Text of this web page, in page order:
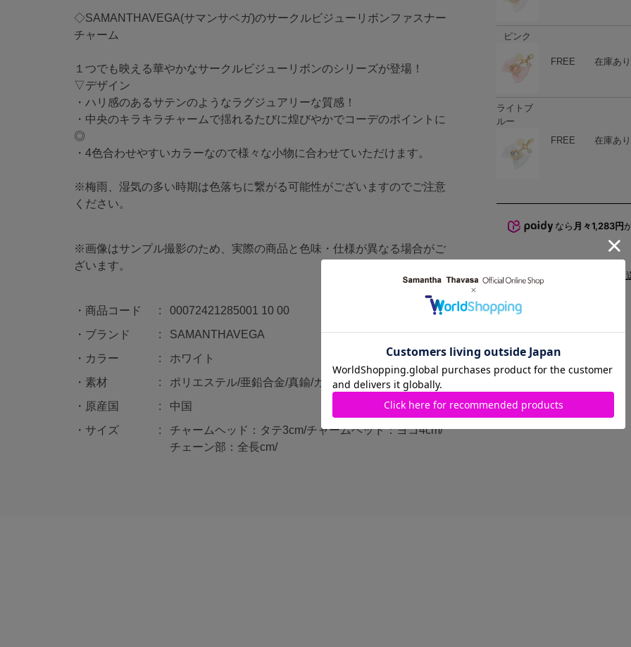
◇SAMANTHAVEGA(サマンサベガ)のサークルビジューリボンファスナー
チャーム
１つでも映える華やかなサークルビジューリボンのシリーズが登場！
▽デザイン
・ハリ感のあるサテンのようなラグジュアリーな質感！
・中央のキラキラチャームで揺れるたびに煌びやかでコーデのポイントに
◎
・4色合わせやすいカラーなので様々な小物に合わせていただけます。
※梅雨、湿気の多い時期は色落ちに繋がる可能性がございますのでご注意
ください。
※画像はサンプル撮影のため、実際の商品と色味・仕様が異なる場合がご
ざいます。
商品コード
00072421285001 10 00
ブランド
SAMANTHAVEGA
カラー
ホワイト
素材
ポリエステル/亜鉛合金/真鍮/ガラス
原産国
中国
サイズ
チャームヘッド：タテ3cm/チャームヘッド：ヨコ4cm/
チェーン部：全長cm/
ピンク
FREE 在庫あり
商品在庫
ライトブ
ルー
FREE
在庫あり
商品在庫
なら 月々1,283円
配送